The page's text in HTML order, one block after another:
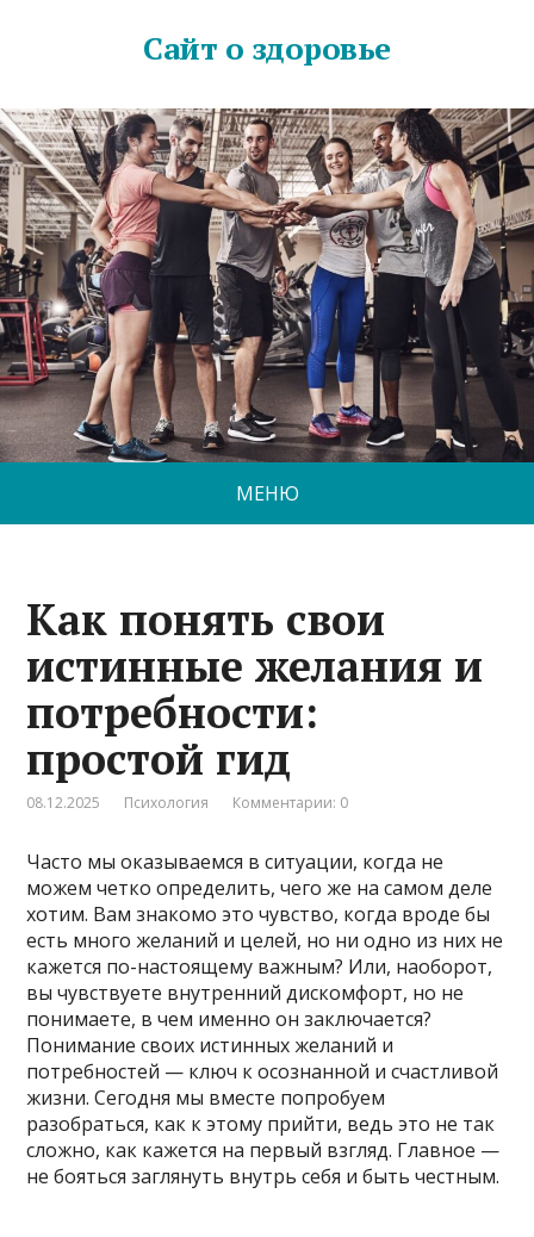
Сайт о здоровье
МЕНЮ
Как понять свои
истинные желания и
потребности:
простой гид
08.12.2025 Психология Комментарии: 0
Часто мы оказываемся в ситуации, когда не
можем четко определить, чего же на самом деле
хотим. Вам знакомо это чувство, когда вроде бы
есть много желаний и целей, но ни одно из них не
кажется по-настоящему важным? Или, наоборот,
вы чувствуете внутренний дискомфорт, но не
понимаете, в чем именно он заключается?
Понимание своих истинных желаний и
потребностей — ключ к осознанной и счастливой
жизни. Сегодня мы вместе попробуем
разобраться, как к этому прийти, ведь это не так
сложно, как кажется на первый взгляд. Главное —
не бояться заглянуть внутрь себя и быть честным.